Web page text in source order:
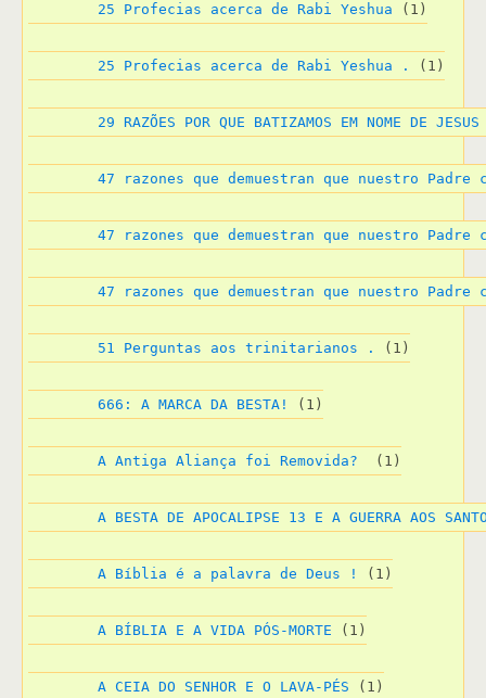
25 Profecias acerca de Rabi Yeshua (1)
25 Profecias acerca de Rabi Yeshua . (1)
29 RAZÕES POR QUE BATIZAMOS EM NOME DE JESUS
47 razones que demuestran que nuestro
47 razones que demuestran que nuestro
47 razones que demuestran que nuestro
51 Perguntas aos trinitarianos . (1)
666: A MARCA DA BESTA! (1)
A Antiga Aliança foi Removida? (1)
A BESTA DE APOCALIPSE 13 E A GUERRA AOS
A Bíblia é a palavra de Deus ! (1)
A BÍBLIA E A VIDA PÓS-MORTE (1)
A CEIA DO SENHOR E O LAVA-PÉS (1)